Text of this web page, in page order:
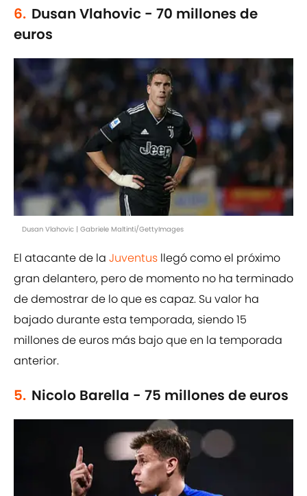
6. Dusan Vlahovic - 70 millones de
euros
Dusan Vlahovic | Gabriele Maltinti/GettyImages
El atacante de la Juventus llegó como el próximo
gran delantero, pero de momento no ha terminado
de demostrar de lo que es capaz. Su valor ha
bajado durante esta temporada, siendo 15
millones de euros más bajo que en la temporada
anterior.
5. Nicolo Barella - 75 millones de euros